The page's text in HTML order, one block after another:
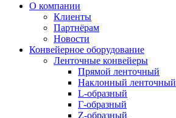
О компании
Клиенты
Партнёрам
Новости
Конвейерное оборудование
Ленточные конвейеры
Прямой ленточный
Наклонный ленточный
L-образный
Г-образный
Z-образный